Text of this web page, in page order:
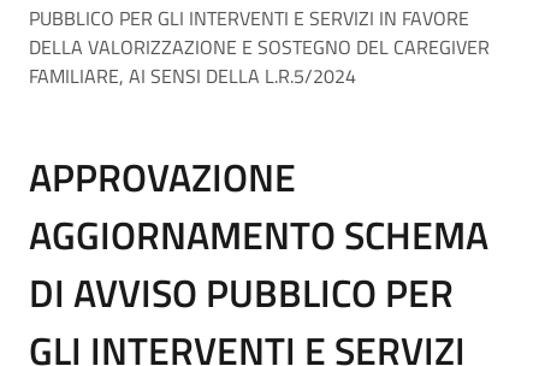
PUBBLICO PER GLI INTERVENTI E SERVIZI IN FAVORE
DELLA VALORIZZAZIONE E SOSTEGNO DEL CAREGIVER
FAMILIARE, AI SENSI DELLA L.R.5/2024
APPROVAZIONE
AGGIORNAMENTO SCHEMA
DI AVVISO PUBBLICO PER
GLI INTERVENTI E SERVIZI